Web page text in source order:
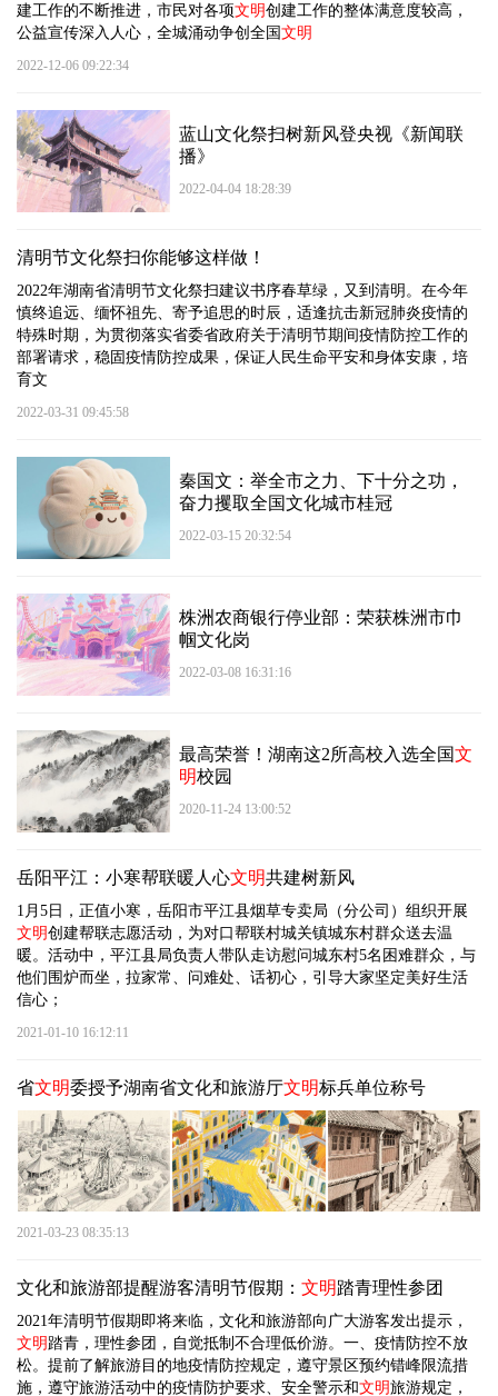
建工作的不断推进，市民对各项文明创建工作的整体满意度较高，
公益宣传深入人心，全城涌动争创全国 文明
2022-12-06 09:22:34
蓝山文化祭扫树新风登央视《新闻联
播》
2022-04-04 18:28:39
清明节文化祭扫你能够这样做！
2022年湖南省清明节文化祭扫建议书序春草绿，又到清明。在今年
慎终追远、缅怀祖先、寄予追思的时辰，适逢抗击新冠肺炎疫情的
特殊时期，为贯彻落实省委省政府关于清明节期间疫情防控工作的
部署请求，稳固疫情防控成果，保证人民生命平安和身体安康，培
育文
2022-03-31 09:45:58
秦国文：举全市之力、下十分之功，
奋力攫取全国文化城市桂冠
2022-03-15 20:32:54
株洲农商银行停业部：荣获株洲市巾
帼文化岗
2022-03-08 16:31:16
最高荣誉！湖南这2所高校入选全国文
明校园
2020-11-24 13:00:52
岳阳平江：小寒帮联暖人心文明共建树新风
1月5日，正值小寒，岳阳市平江县烟草专卖局（分公司）组织开展
文明创建帮联志愿活动，为对口帮联村城关镇城东村群众送去温
暖。活动中，平江县局负责人带队走访慰问城东村5名困难群众，与
他们围炉而坐，拉家常、问难处、话初心，引导大家坚定美好生活
信心；
2021-01-10 16:12:11
省文明委授予湖南省文化和旅游厅文明标兵单位称号
2021-03-23 08:35:13
文化和旅游部提醒游客清明节假期： 文明踏青理性参团
2021年清明节假期即将来临，文化和旅游部向广大游客发出提示，
文明 踏青，理性参团，自觉抵制不合理低价游。一、疫情防控不放
松。提前了解旅游目的地疫情防控规定，遵守景区预约错峰限流措
施，遵守旅游活动中的疫情防护要求、安全警示和文明旅游规定，